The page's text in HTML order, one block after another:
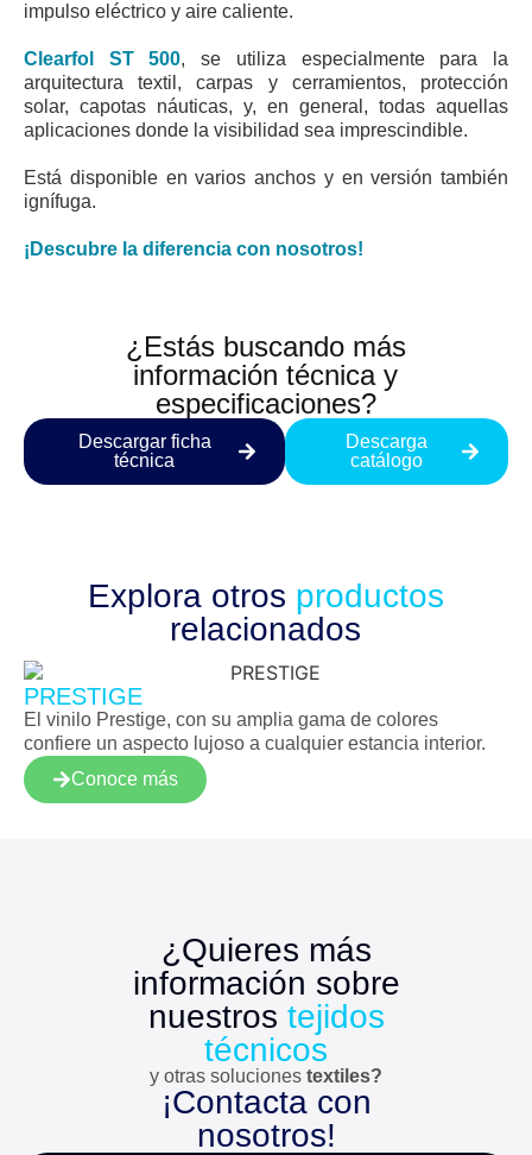
impulso eléctrico y aire caliente.
Clearfol ST 500, se utiliza especialmente para la
arquitectura textil, carpas y cerramientos, protección
solar, capotas náuticas, y, en general, todas aquellas
aplicaciones donde la visibilidad sea imprescindible.
Está disponible en varios anchos y en versión también
ignífuga.
¡Descubre la diferencia con nosotros!
¿Estás buscando más
información técnica y
especificaciones?
Descargar ficha
técnica
Descarga
catálogo
Explora otros productos
relacionados
PRESTIGE
El vinilo Prestige, con su amplia gama de colores
confiere un aspecto lujoso a cualquier estancia interior.
Conoce más
¿Quieres más
información sobre
nuestros tejidos
técnicos
y otras soluciones textiles?
¡Contacta con
nosotros!